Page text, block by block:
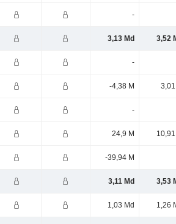
-
3,13 Md 3,52
-
-4,38 M 3,01
-
24,9 M 10,91
-39,94 M
3,11 Md 3,53
1,03 Md 1,26